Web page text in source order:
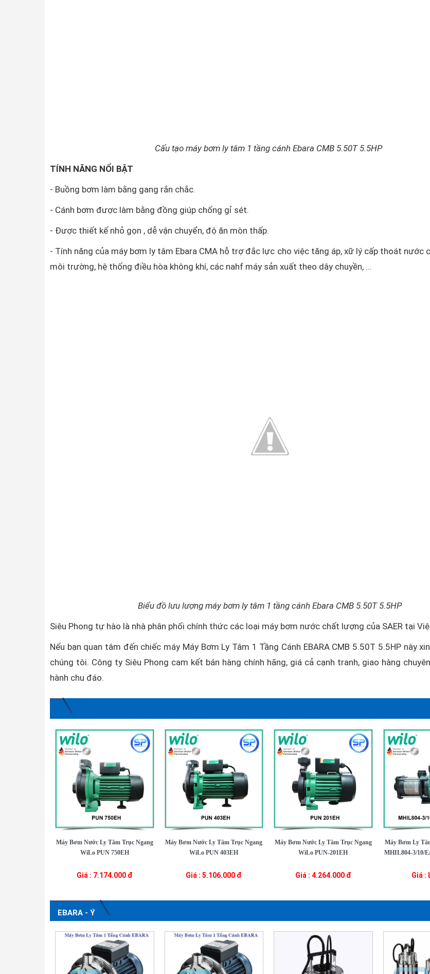
Cấu tạo máy bơm ly tâm 1 tầng cánh Ebara CMB 5.50T 5.5HP
TÍNH NĂNG NỔI BẬT
- Buồng bơm làm bằng gang rắn chắc.
- Cánh bơm được làm bằng đồng giúp chống gỉ sét.
- Được thiết kế nhỏ gọn , dễ vận chuyển, độ ăn mòn thấp.
- Tính năng của máy bơm ly tâm Ebara CMA hỗ trợ đắc lực cho việc tăng áp, xữ lý cấp thoát nước
môi trường, hệ thống điều hòa không khí, các nahf máy sản xuất theo dây chuyền, ...
Biểu đồ lưu lượng máy bơm ly tâm 1 tầng cánh Ebara CMB 5.50T 5.5HP
Siêu Phong tự hào là nhà phân phối chính thức các loại máy bơm nước chất lượng của SAER tại
Nếu bạn quan tâm đến chiếc máy Máy Bơm Ly Tâm 1 Tầng Cánh EBARA CMB 5.50T 5.5HP này
chúng tôi. Công ty Siêu Phong cam kết bán hàng chính hãng, giá cả cạnh tranh, giao hàng
hành chu đáo.
Máy Bơm Nước Ly Tâm Trục Ngang
WiLo PUN 750EH
Giá : 7.174.000 đ
Máy Bơm Nước Ly Tâm Trục Ngang
WiLo PUN 403EH
Giá : 5.106.000 đ
Máy Bơm Nước Ly Tâm Trục Ngang
WiLo PUN-201EH
Giá : 4.264.000 đ
Máy Bơm Ly
MHIL804-3/10/
Giá :
EBARA - Ý